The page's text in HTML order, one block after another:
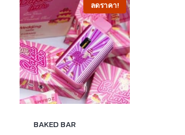
ลดราคา!
BAKED BAR